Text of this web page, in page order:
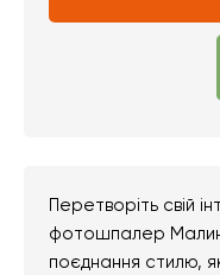
Перетворіть свій
фотошпалер
поєднання стилю,